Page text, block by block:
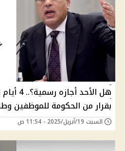
هل
بقرار من الحكومة للموظفين
السبت 19/أبريل/2025 - 11:54 ص